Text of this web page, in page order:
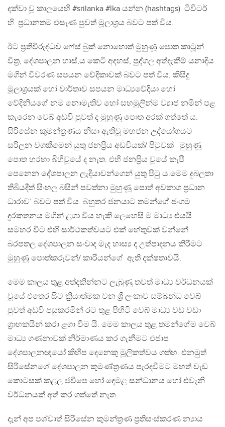
දක්වා වූ කාලයෙහි #srilanka #lka යන්න (hashtags) ටිවිටර්
හි ප්‍රධානතම එසැණ පුවත් මූලාශ්‍රය බවට පත් විය.
ඊට ප්‍රතිවිරුද්ධව ෆේස් බුක් නොහොත් මුහුණූ පොත කාටූන්
විත්‍ර, දේශපාලන හාස්‍,ය කෙටි අදහස්, පුද්ගල අත්දැකීම් යනාදිය
මගින් විවරණ සපයන වේදිකාවක් බවට පත් විය. කිසිදු
මූලාශ්‍රයක් හෝ වාර්තාව සපයන මාධ්‍යවේදියා හෝ
වේදිනියගේ නම නොමැතිව හෝ සහමුලින්ම ව්‍යාජ නමින් පළ
කැරෙන වෙබ් අඩවි පුවත් ද මුහුණූ පොත අරක් ගත්තේ ය.
සිරිසේන කුමන්ත්‍රණය නිසා ඇතිවූ මහජන උද්යෝගයට
සරිලන වගකීමෙන් යුතු ජනප්‍රිය අඩවියක්/ පිටුවක් මුහුණූ
පොත හරහා බිහිවූයේ ද නැත. එහි ජනප්‍රිය වූයේ කැපී
පෙනෙන දේශපාලන ලැදියාවන්ගෙන් යුතු පිටු ය.මෙම දුබලතා
තිබියදීත් සිංහල බසින් පවත්නා මුහුණූ පොත් අවකාශ ප්‍රධාන
ධාරාව’ බවට පත් විය. බහුතර ජනයාට තමන්ගේ ජංගම
දුරකතනය මගින් ළගා විය හැකි ලෙහෙසි ම මාධ්‍ය එයයි.
සමහර විට එහි සාර්ථකත්වයට එක් හේතුවක් වන්නේ
බරපතල දේශපාලන සංවාද මැද හාස්‍ය ද උත්පාදනය කිරීමට
මුහුණූ පොත්කරුවන්/ කාරියන්ගේ ඇති දක්ෂතාවයි.
මෙම කාලය තුළ අත්දකින්නට ලැබුණු තවත් මාධ්‍ය වර්ධනයක්
වූයේ එතෙර සිට ක්‍රියාත්මක වන ශ්‍රී ලංකාව සම්බන්ධ වෙබ්
පුවත් අඩවි පසුකරමින් රට තුළ පිහිටි වෙබ් මාධ්‍ය වඩ වඩා
ග්‍රාහකයින් කරා ළගා වීම යි. මෙම කාලය තුළ තමන්ගේම වෙබ්
මාධ්‍ය ගණනාවක් නිර්මාණය කර ගැනීමට එජාප
දේශපාලනඥයෝ කිහිප දෙනෙකු මූලිකත්වය ගත්හ. එනමුත්
සිරිසේනගේ දේශපාලන කුමණ්ත්‍රණය පැරදවීමට මහත් වැඩ
කොටසක් කළල ජවිපෙ හෝ දෙමළ සන්ධානය හෝ එවැනි
වර්ධනයක් අත් කර ගත්තේ නැත.
දැන් අප පශ්චාත් සිරිසේන කුමන්ත්‍රණ ප්‍රතිසංස්කරණ න්‍යාය